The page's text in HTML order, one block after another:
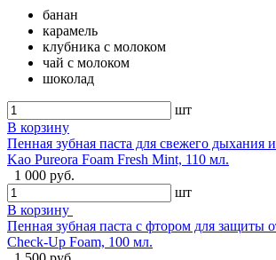
банан
карамель
клубника с молоком
чай с молоком
шоколад
шт
В корзину
Пенная зубная паста для свежего дыхания
Kao Pureora Foam Fresh Mint, 110 мл.
1 000 руб.
шт
В корзину
Пенная зубная паста с фтором для защиты
Check-Up Foam, 100 мл.